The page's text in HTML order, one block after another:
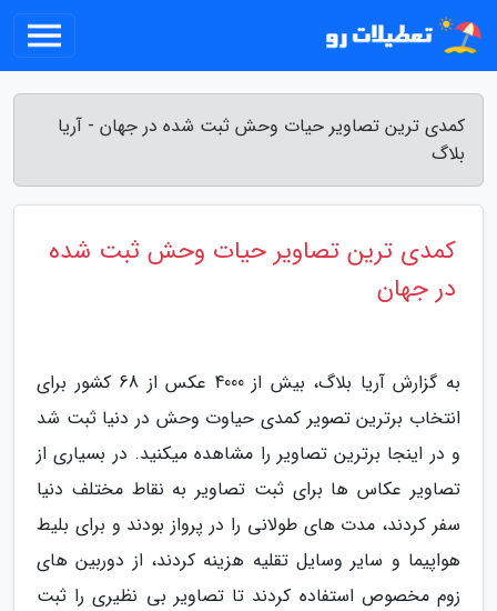
کمدی ترین تصاویر حیات وحش ثبت شده در جهان - آریا
بلاگ
کمدی ترین تصاویر حیات وحش ثبت شده
در جهان
به گزارش آریا بلاگ، بیش از 4000 عکس از 68 کشور برای
انتخاب برترین تصویر کمدی حیاوت وحش در دنیا ثبت شد
و در اینجا برترین تصاویر را مشاهده میکنید. در بسیاری از
تصاویر عکاس ها برای ثبت تصاویر به نقاط مختلف دنیا
سفر کردند، مدت های طولانی را در پرواز بودند و برای بلیط
هواپیما و سایر وسایل تقلیه هزینه کردند، از دوربین های
زوم مخصوص استفاده کردند تا تصاویر بی نظیری را ثبت